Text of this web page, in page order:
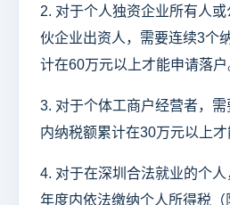
2. 对于个人独资企业所有人
伙企业出资人，需要连续3个
计在60万元以上才能申请落户
3. 对于个体工商户经营者，
内纳税额累计在30万元以上才
4. 对于在深圳合法就业的个
年度内依法缴纳个人所得税